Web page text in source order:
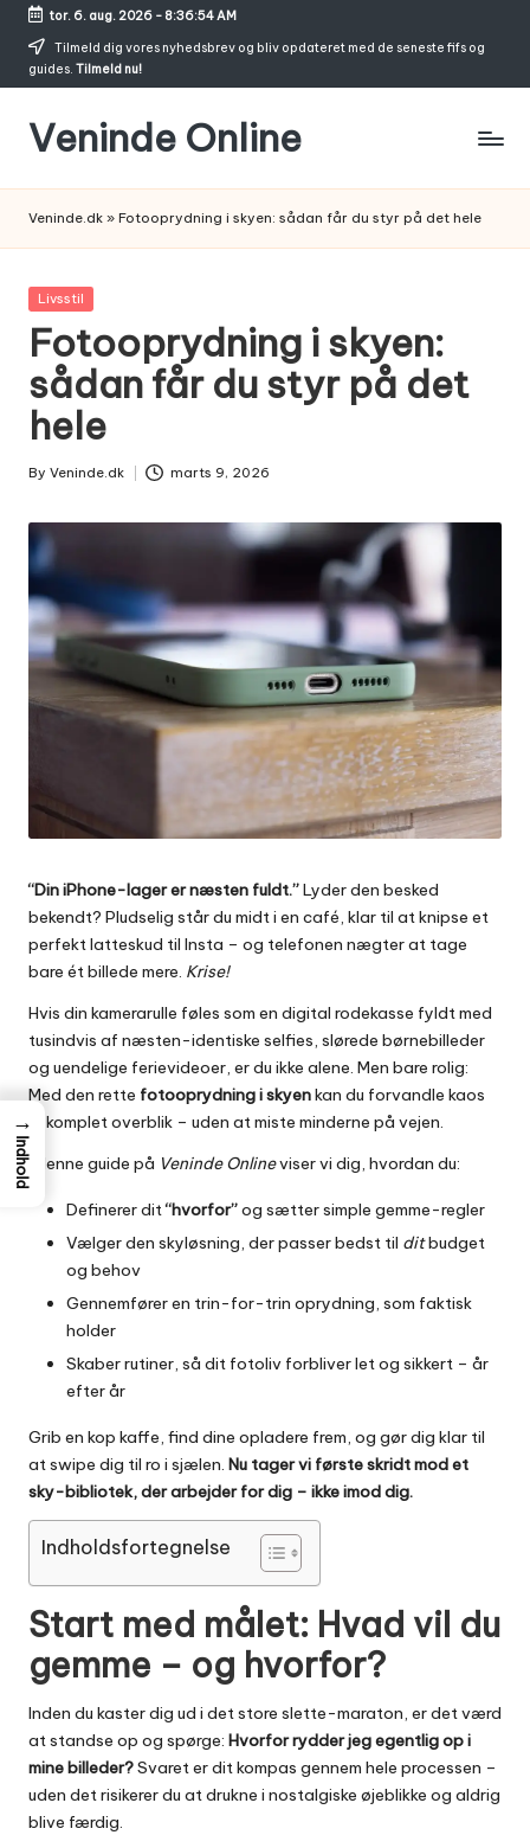
Skip
tor. 6. aug. 2026- 8:36:55 AM
Tilmeld dig vores nyhedsbrev og bliv opdateret med de seneste fifs og
guides. Tilmeld nu!
Veninde Online
inspiration
Veninde.dk » Fotooprydning i skyen: sådan får du styr på det hele
Posted
Livsstil
Fotooprydning i skyen:
sådan får du styr på det
hele
Posted
By Veninde.dk marts 9, 2026
“Din iPhone-lager er næsten fuldt.”Lyder den besked
bekendt? Pludselig står du midt i en café, klar til at knipse et
perfekt latteskud til Insta – og telefonen nægter at tage
bare ét billede mere. Krise!
Hvis din kamerarulle føles som en digital rodekasse fyldt med
tusindvis af næsten-identiske selfies, slørede børnebilleder
og uendelige ferievideoer, er du ikke alene. Men bare rolig:
Med den rette fotooprydning i skyenkan du forvandle kaos
til komplet overblik – uden at miste minderne på vejen.
I denne guide på Veninde Onlineviser vi dig, hvordan du:
Definerer dit“hvorfor”og sætter simple gemme-regler
Vælger den skyløsning, der passer bedst til ditbudget
og behov
Gennemfører en trin-for-trin oprydning, som faktisk
holder
Skaber rutiner, så dit fotoliv forbliver let og sikkert – år
efter år
Grib en kop kaffe, find dine opladere frem, og gør dig klar til
at swipe dig til ro i sjælen. Nu tager vi første skridt mod et
sky-bibliotek, der arbejder for dig – ikke imod dig.
Indholdsfortegnelse
Start med målet: Hvad vil du
gemme – og hvorfor?
Inden du kaster dig ud i det store slette-maraton, er det værd
at standse op og spørge: Hvorfor rydder jeg egentlig op i
mine billeder?Svaret er dit kompas gennem hele processen –
uden det risikerer du at drukne i nostalgiske øjeblikke og aldrig
blive færdig.
→
Indhold